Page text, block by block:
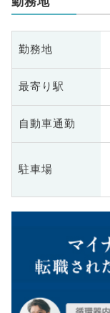
勤務地
最寄り駅
自動車通勤
駐車場